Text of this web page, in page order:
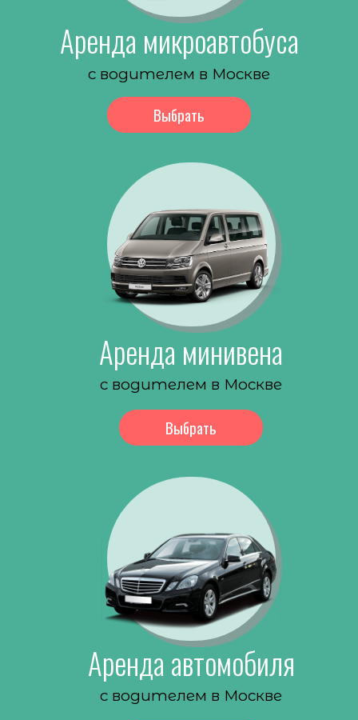
Аренда микроавтобуса
с водителем в Москве
Выбрать
Аренда минивена
с водителем в Москве
Выбрать
Аренда автомобиля
с водителем в Москве